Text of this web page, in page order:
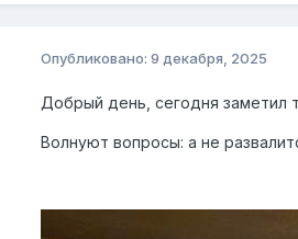
Опубликовано: 9 декабря, 2025
Добрый день, сегодня заметил
Волнуют вопросы: а не